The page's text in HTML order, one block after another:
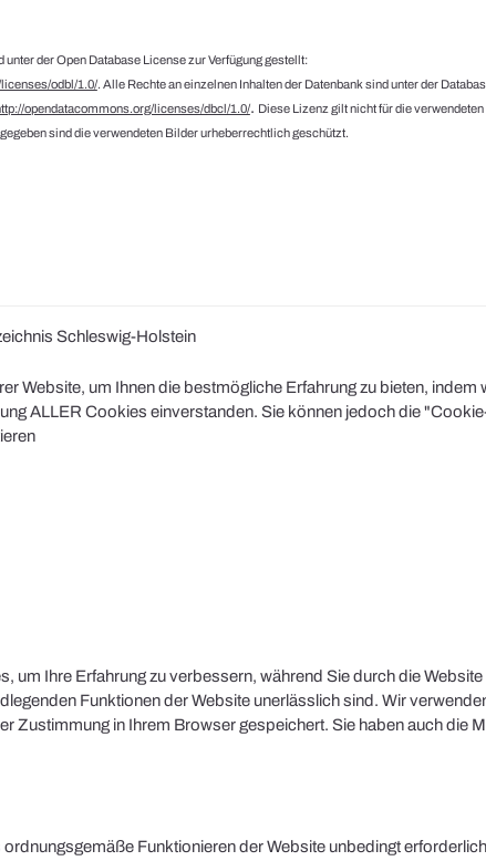
der Open Database License zur Verfügung gestellt:
odbl/1.0/. Alle Rechte an einzelnen Inhalten der Datenbank sind unter der
opendatacommons.org/licenses/dbcl/1.0/. Diese Lizenz gilt nicht für die verwendeten
sind die verwendeten Bilder urheberrechtlich geschützt.
Schleswig-Holstein
Website, um Ihnen die bestmögliche Erfahrung zu bieten,
ALLER Cookies einverstanden. Sie können jedoch die
um Ihre Erfahrung zu verbessern, während Sie durch die
Funktionen der Website unerlässlich sind. Wir
Zustimmung in Ihrem Browser gespeichert. Sie haben auch
Funktionieren der Website unbedingt